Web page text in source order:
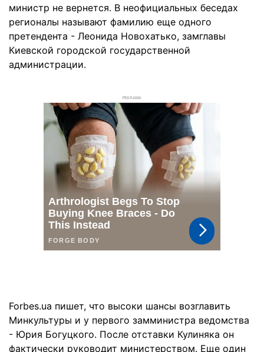
министр не вернется. В неофициальных беседах
регионалы называют фамилию еще одного
претендента - Леонида Новохатько, замглавы
Киевской городской государственной
администрации.
РЕКЛАМА
Forbes.ua пишет, что высоки шансы возглавить
Минкультуры и у первого замминистра ведомства
- Юрия Богуцкого. После отставки Кулиняка он
фактически руководит министерством. Еще один